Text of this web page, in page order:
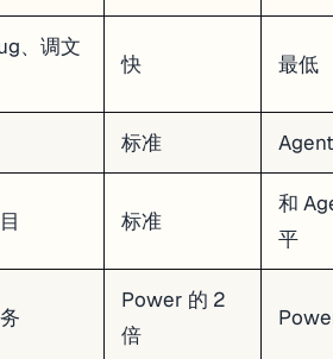
跟你讨论方案、拆任务列表，但不会动任何
问题也算钱。
4GB 内存）
、调文
快 最低
标准
标准
和
平
Power 的 2
倍